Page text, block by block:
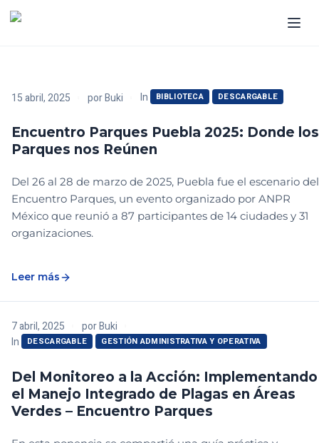
15 abril, 2025 porBuki In BIBLIOTECA DESCARGABLE
Encuentro Parques Puebla 2025: Donde los
Parques nos Reúnen
Del 26 al 28 de marzo de 2025, Puebla fue el escenario del
Encuentro Parques, un evento organizado por ANPR
México que reunió a 87 participantes de 14 ciudades y 31
organizaciones.
Leer más
7 abril, 2025 porBuki
In
DESCARGABLE GESTIÓN ADMINISTRATIVA Y OPERATIVA
Del Monitoreo a la Acción: Implementando
el Manejo Integrado de Plagas en Áreas
Verdes – Encuentro Parques